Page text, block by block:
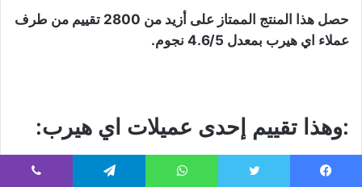
حصل هذا المنتج الممتاز على أزيد من 2800 تقييم من طرف
عملاء اي هيرب بمعدل 4.6/5 نجوم.
:وهذا تقييم إحدى عميلات اي هيرب: